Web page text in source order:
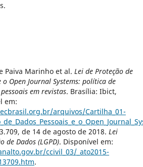
Paiva Marinho et al. Lei de Proteção de
o Open Journal Systems: política de
em revistas. Brasília: Ibict,
em:
arquivos/Cartilha_01-
de 14 de agosto de 2018. Lei
de Dados (LGPD). Disponível em:
ccivil_03/_ato2015-
.